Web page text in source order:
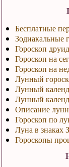
Бесплатные
Зодиакальные
Гороскоп
Гороскоп на
Гороскоп на
Лунный
Лунный
Лунный
Описание
Гороскоп по
Луна в знаках
Гороскопы